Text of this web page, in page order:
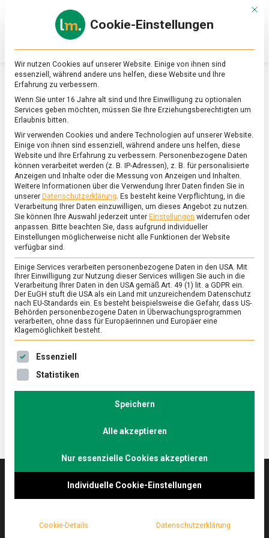
Online-
Magazin
zu
&
Ernährung
SCHLAGWORT:BUDDHA BOWL
ERNÄHRUNG & GESUNDHEIT /FEATURED
Schüssel zum Glück: Bowl
23. Februar 2024
Schüssel
Ob auf Instagram oder im echten Leben, Bowls
stehen seit Jahren für gesundes, nachhaltiges und
Daslebensmittelmagazin(.de) ist das Online-
Mit
Cookie-Einstellungen
Wir nutzen Cookies auf unserer Website. Einige von ihnen sind
essenziell, während andere uns helfen, diese Website und Ihre
Erfahrung zu verbessern.
Wenn Sie unter 16 Jahre alt sind und Ihre Einwilligung zu optionalen
Services geben möchten, müssen Sie Ihre Erziehungsberechtigten um
Erlaubnis bitten.
Wir verwenden Cookies und andere Technologien auf unserer Website.
Einige von ihnen sind essenziell, während andere uns helfen, diese
Website und Ihre Erfahrung zu verbessern. Personenbezogene Daten
können verarbeitet werden (z. B. IP-Adressen), z. B. für personalisierte
Anzeigen und Inhalte oder die Messung von Anzeigen und Inhalten.
Weitere Informationen über die Verwendung Ihrer Daten finden Sie in
unserer Datenschutzerklärung. Es besteht keine Verpflichtung, in die
Verarbeitung Ihrer Daten einzuwilligen, um dieses Angebot zu nutzen.
Sie können Ihre Auswahl jederzeit unter Einstellungen widerrufen oder
anpassen. Bitte beachten Sie, dass aufgrund individueller
Einstellungen möglicherweise nicht alle Funktionen der Website
verfügbar sind.
Einige Services verarbeiten personenbezogene Daten in den USA. Mit
Ihrer Einwilligung zur Nutzung dieser Services willigen Sie auch in die
Verarbeitung Ihrer Daten in den USA gemäß Art. 49 (1) lit. a GDPR ein.
Der EuGH stuft die USA als ein Land mit unzureichendem Datenschutz
nach EU-Standards ein. Es besteht beispielsweise die Gefahr, dass US-
Behörden personenbezogene Daten in Überwachungsprogrammen
verarbeiten, ohne dass für Europäerinnen und Europäer eine
Klagemöglichkeit besteht.
Es folgt eine Liste der Service-Gruppen, für die eine
Essenziell
Statistiken
Speichern
Alle akzeptieren
Nur essenzielle Cookies akzeptieren
Individuelle Cookie-Einstellungen
Cookie-Details Datenschutzerklärung